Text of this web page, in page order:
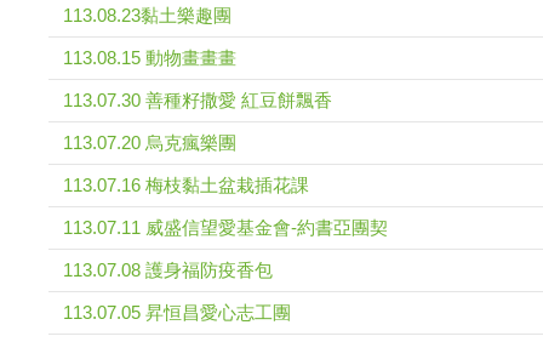
113.08.23黏土樂趣團
113.08.15 動物畫畫畫
113.07.30 善種籽撒愛 紅豆餅飄香
113.07.20 烏克瘋樂團
113.07.16 梅枝黏土盆栽插花課
113.07.11 威盛信望愛基金會-約書亞團契
113.07.08 護身福防疫香包
113.07.05 昇恒昌愛心志工團